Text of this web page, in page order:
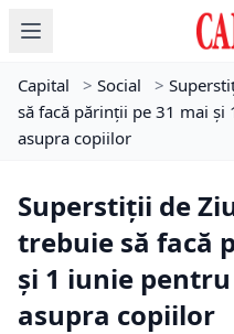
Capital > Social >
să facă părinții pe 31 mai
asupra copiilor
Superstiții de
trebuie să facă
și 1 iunie
asupra copiilor